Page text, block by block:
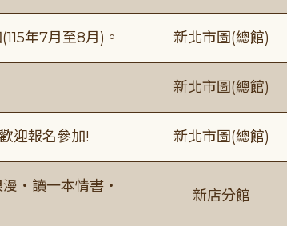
年7月至8月)。 新北市圖(總館)
新北市圖(總館)
迎報名參加! 新北市圖(總館)
・讀一本情書・
新店分館